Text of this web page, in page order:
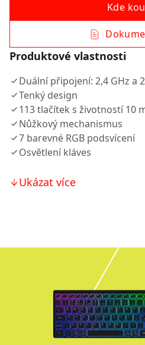
Kde
Produktové vlastnosti
Duální připojení: 2,4 GHz a
Tenký design
113 tlačítek s životností 10
Nůžkový mechanismus
7 barevné RGB podsvícení
Osvětlení kláves
Ukázat více